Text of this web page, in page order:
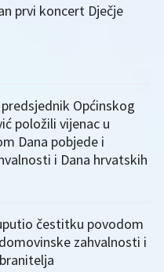
prvi koncert Dječje
Općinskog
položili vijenac u
Dana pobjede i
i Dana hrvatskih
čestitku povodom
zahvalnosti i